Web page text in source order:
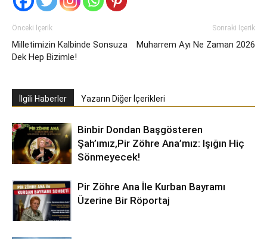
Önceki İçerik
Milletimizin Kalbinde Sonsuza
Dek Hep Bizimle!
Sonraki İçerik
Muharrem Ayı Ne Zaman 2026
İlgili Haberler Yazarın Diğer İçerikleri
Binbir Dondan Başgösteren
Şah’ımız,Pir Zöhre Ana’mız: Işığın Hiç
Sönmeyecek!
Pir Zöhre Ana İle Kurban Bayramı
Üzerine Bir Röportaj